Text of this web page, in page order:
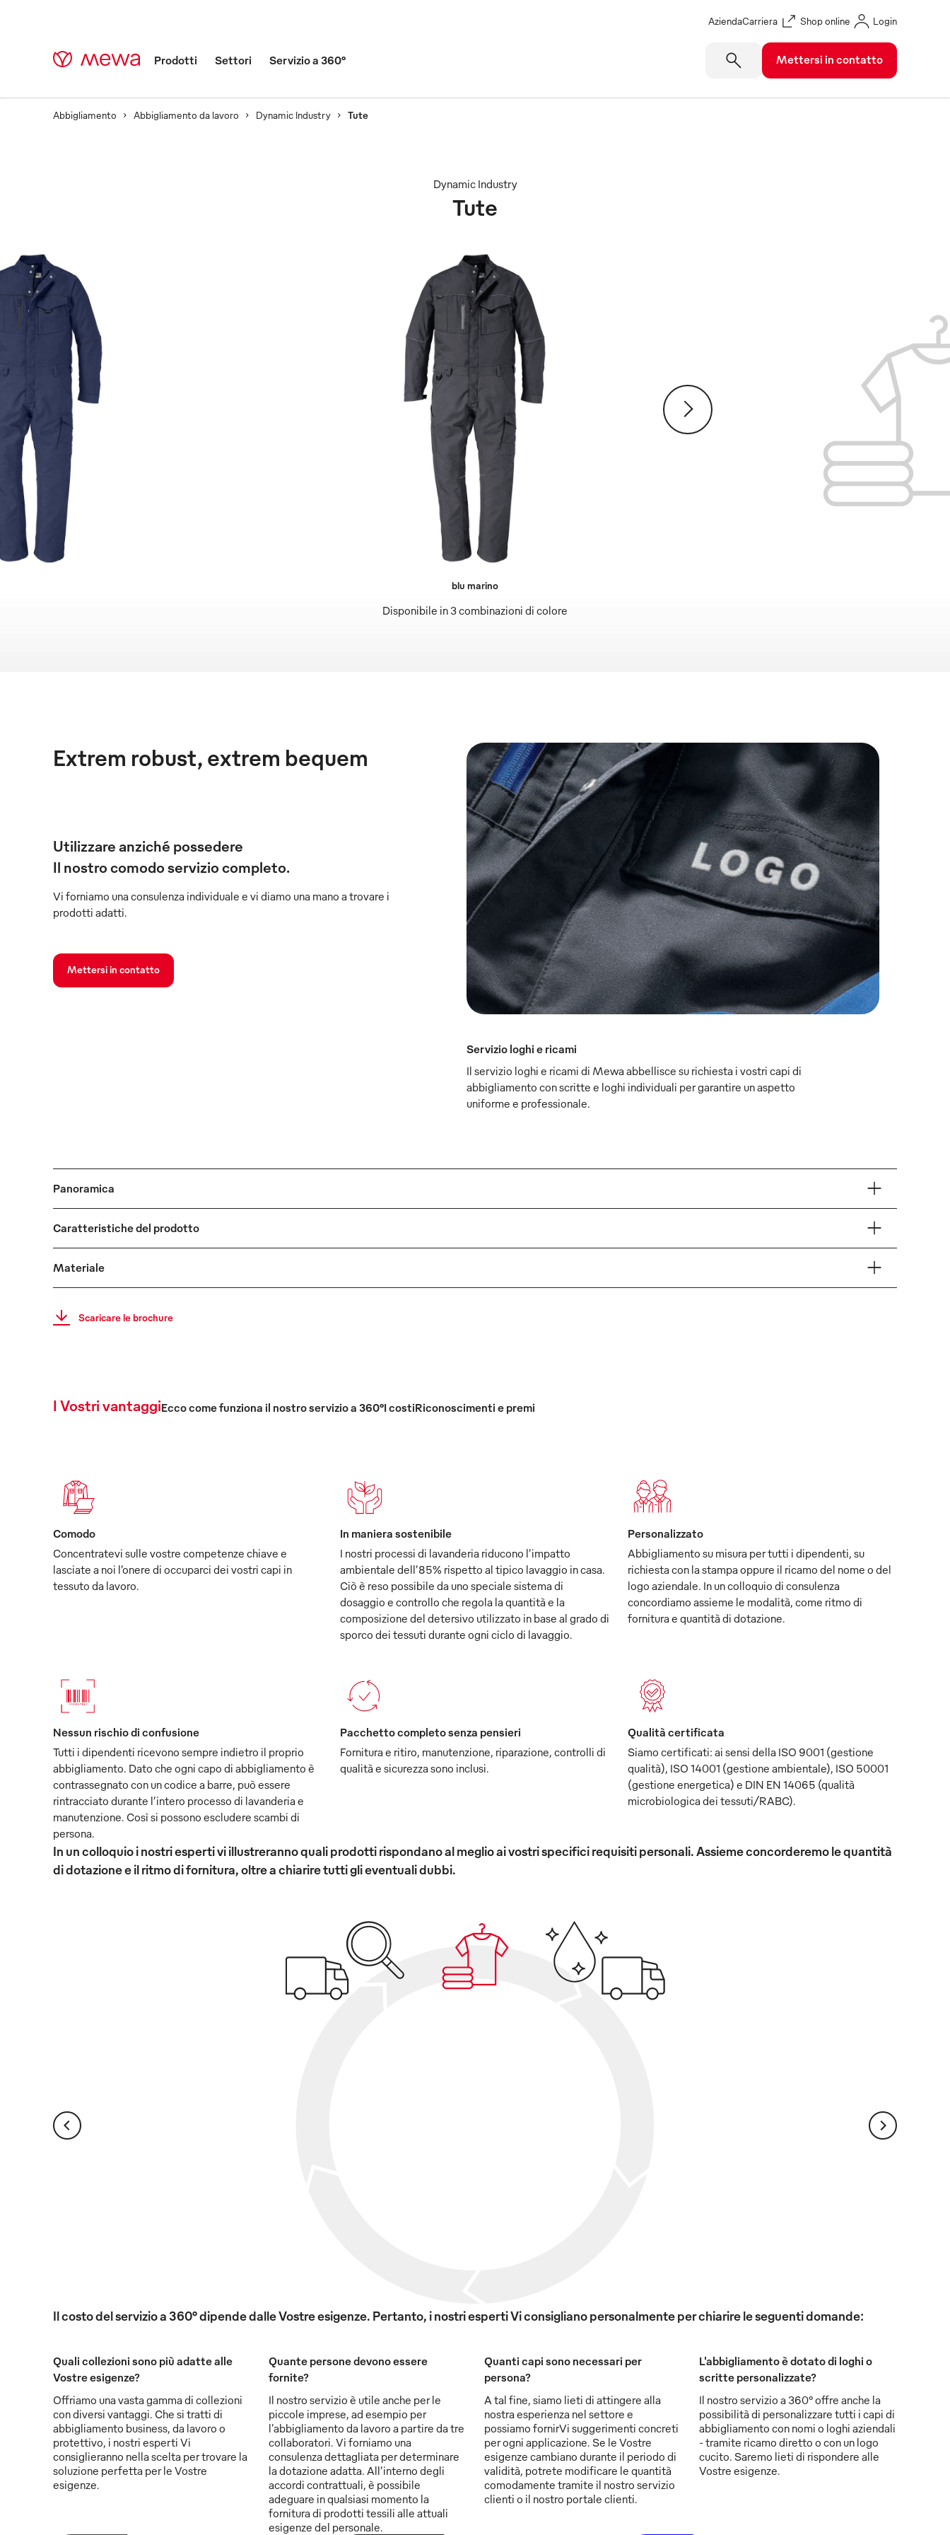
AziendaCarriera Shop online Login
Prodotti Settori Servizio a 360° Mettersi in contatto
Abbigliamento Abbigliamento da lavoro Dynamic Industry Tute
Tute
Dynamic Industry
Disponibile in 3 combinazioni di colore
blu marino
Extrem robust, extrem bequem
Utilizzare anziché possedere
Il nostro comodo servizio completo.
Vi forniamo una consulenza individuale e vi diamo una mano a trovare i
prodotti adatti.
Mettersi in contatto
Servizio loghi e ricami
Il servizio loghi e ricami di Mewa abbellisce su richiesta i vostri capi di
abbigliamento con scritte e loghi individuali per garantire un aspetto
uniforme e professionale.
Panoramica
Caratteristiche del prodotto
Materiale
Scaricare le brochure
I Vostri vantaggiEcco come funziona il nostro servizio a 360°I costiRiconoscimenti e premi
Comodo
Concentratevi sulle vostre competenze chiave e
lasciate a noi l’onere di occuparci dei vostri capi in
tessuto da lavoro.
In maniera sostenibile
I nostri processi di lavanderia riducono l’impatto
ambientale dell’85% rispetto al tipico lavaggio in casa.
Ciò è reso possibile da uno speciale sistema di
dosaggio e controllo che regola la quantità e la
composizione del detersivo utilizzato in base al grado di
sporco dei tessuti durante ogni ciclo di lavaggio.
Personalizzato
Abbigliamento su misura per tutti i dipendenti, su
richiesta con la stampa oppure il ricamo del nome o del
logo aziendale. In un colloquio di consulenza
concordiamo assieme le modalità, come ritmo di
fornitura e quantità di dotazione.
Nessun rischio di confusione
Tutti i dipendenti ricevono sempre indietro il proprio
abbigliamento. Dato che ogni capo di abbigliamento è
contrassegnato con un codice a barre, può essere
rintracciato durante l’intero processo di lavanderia e
manutenzione. Così si possono escludere scambi di
persona.
Pacchetto completo senza pensieri
Fornitura e ritiro, manutenzione, riparazione, controlli di
qualità e sicurezza sono inclusi.
Qualità certificata
Siamo certificati: ai sensi della ISO 9001 (gestione
qualità), ISO 14001 (gestione ambientale), ISO 50001
(gestione energetica) e DIN EN 14065 (qualità
microbiologica dei tessuti/RABC).
In un colloquio i nostri esperti vi illustreranno quali prodotti rispondano al meglio ai vostri specifici requisiti personali. Assieme concorderemo le quantità
di dotazione e il ritmo di fornitura, oltre a chiarire tutti gli eventuali dubbi.
Il costo del servizio a 360° dipende dalle Vostre esigenze. Pertanto, i nostri esperti Vi consigliano personalmente per chiarire le seguenti domande:
Quali collezioni sono più adatte alle
Vostre esigenze?
Offriamo una vasta gamma di collezioni
con diversi vantaggi. Che si tratti di
abbigliamento business, da lavoro o
protettivo, i nostri esperti Vi
consiglieranno nella scelta per trovare la
soluzione perfetta per le Vostre
esigenze.
Quante persone devono essere
fornite?
Il nostro servizio è utile anche per le
piccole imprese, ad esempio per
l'abbigliamento da lavoro a partire da tre
collaboratori. Vi forniamo una
consulenza dettagliata per determinare
la dotazione adatta. All’interno degli
accordi contrattuali, è possibile
adeguare in qualsiasi momento la
fornitura di prodotti tessili alle attuali
esigenze del personale.
Quanti capi sono necessari per
persona?
A tal fine, siamo lieti di attingere alla
nostra esperienza nel settore e
possiamo fornirVi suggerimenti concreti
per ogni applicazione. Se le Vostre
esigenze cambiano durante il periodo di
validità, potrete modificare le quantità
comodamente tramite il nostro servizio
clienti o il nostro portale clienti.
L'abbigliamento è dotato di loghi o
scritte personalizzate?
Il nostro servizio a 360° offre anche la
possibilità di personalizzare tutti i capi di
abbigliamento con nomi o loghi aziendali
- tramite ricamo diretto o con un logo
cucito. Saremo lieti di rispondere alle
Vostre esigenze.